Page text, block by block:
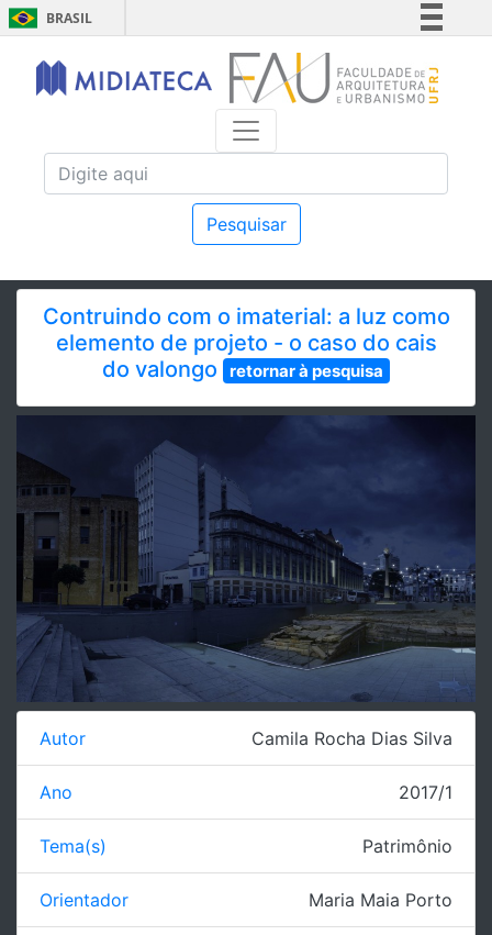
BRASIL
Simplifique!
Comunica BR
Acesso à informação
Pesquisar
Contruindo com o imaterial: a luz como
elemento de projeto - o caso do cais
do valongo
retornar à pesquisa
Autor Camila Rocha Dias Silva
Ano 2017/1
Tema(s) Patrimônio
Orientador Maria Maia Porto